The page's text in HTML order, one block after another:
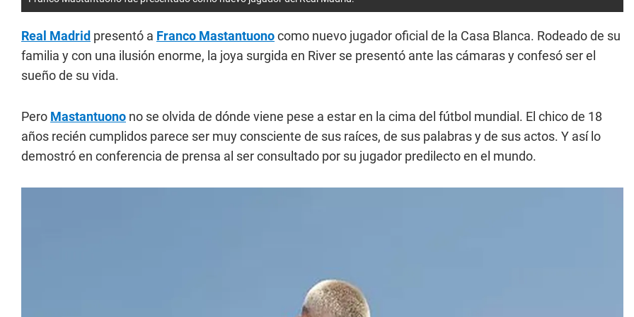
Real Madrid presentó a Franco Mastantuonocomo nuevo jugador oficial de la Casa Blanca. Rodeado de su
familia y con una ilusión enorme, la joya surgida en River se presentó ante las cámaras y confesó ser el
sueño de su vida.
Pero Mastantuono no se olvida de dónde viene pese a estar en la cima del fútbol mundial. El chico de 18
años recién cumplidos parece ser muy consciente de sus raíces, de sus palabras y de sus actos. Y así lo
demostró en conferencia de prensa al ser consultado por su jugador predilecto en el mundo.